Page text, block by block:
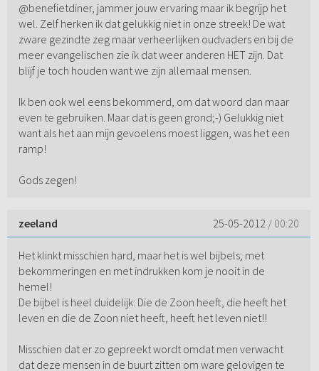
@benefietdiner, jammer jouw ervaring maar ik begrijp het
wel. Zelf herken ik dat gelukkig niet in onze streek! De wat
zware gezindte zeg maar verheerlijken oudvaders en bij de
meer evangelischen zie ik dat weer anderen HET zijn. Dat
blijf je toch houden want we zijn allemaal mensen.
Ik ben ook wel eens bekommerd, om dat woord dan maar
even te gebruiken. Maar dat is geen grond;-) Gelukkig niet
want als het aan mijn gevoelens moest liggen, was het een
ramp!
Gods zegen!
zeeland 25-05-2012 / 00:20
Het klinkt misschien hard, maar het is wel bijbels; met
bekommeringen en met indrukken kom je nooit in de
hemel!
De bijbel is heel duidelijk: Die de Zoon heeft, die heeft het
leven en die de Zoon niet heeft, heeft het leven niet!!
Misschien dat er zo gepreekt wordt omdat men verwacht
dat deze mensen in de buurt zitten om ware gelovigen te